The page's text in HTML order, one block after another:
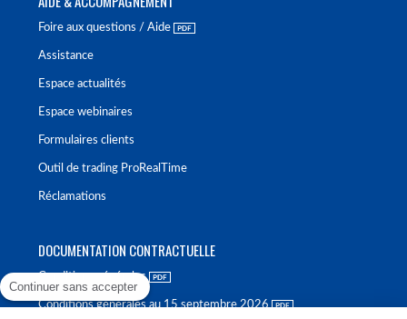
Foire aux questions / Aide
Assistance
Espace actualités
Espace webinaires
Formulaires clients
Outil de trading ProRealTime
Réclamations
DOCUMENTATION CONTRACTUELLE
Conditions générales
Conditions générales au 15 septembre 2026
Continuer sans accepter